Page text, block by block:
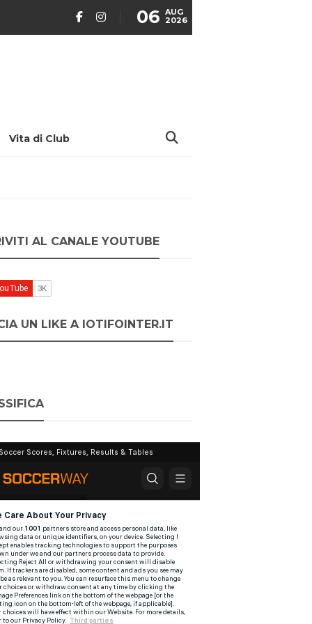
06 AUG
2026
Vita di Club
AL CANALE YOUTUBE
UN LIKE A IOTIFOINTER.IT